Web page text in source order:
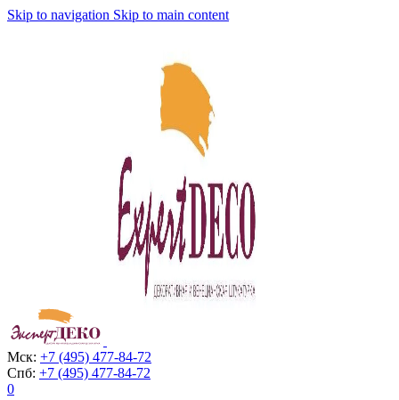
Skip to navigation Skip to main content
Мск: +7 (495) 477-84-72
Спб: +7 (495) 477-84-72
0